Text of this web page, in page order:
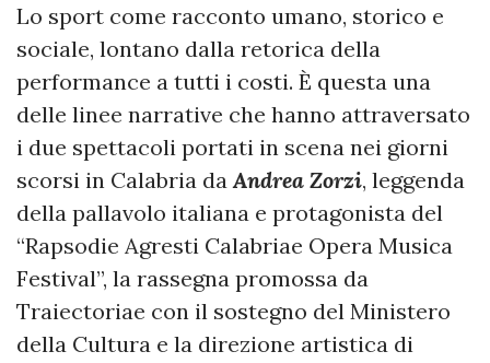
Lo sport come racconto umano, storico e
sociale, lontano dalla retorica della
performance a tutti i costi. È questa una
delle linee narrative che hanno attraversato
i due spettacoli portati in scena nei giorni
scorsi in Calabria da Andrea Zorzi, leggenda
della pallavolo italiana e protagonista del
“Rapsodie Agresti Calabriae Opera Musica
Festival”, la rassegna promossa da
Traiectoriae con il sostegno del Ministero
della Cultura e la direzione artistica di